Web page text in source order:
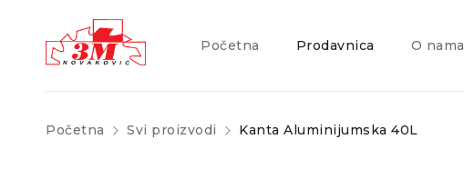
Početna Prodavnica O nama
Početna Svi proizvodi Kanta Aluminijumska 40L